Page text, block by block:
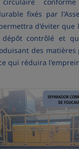
fixés par
d'éviter que
dépôt contrôlé et
des matières
qui réduira